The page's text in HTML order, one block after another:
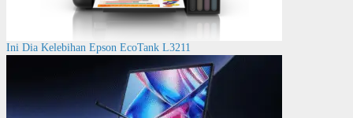
Ini Dia Kelebihan Epson EcoTank L3211